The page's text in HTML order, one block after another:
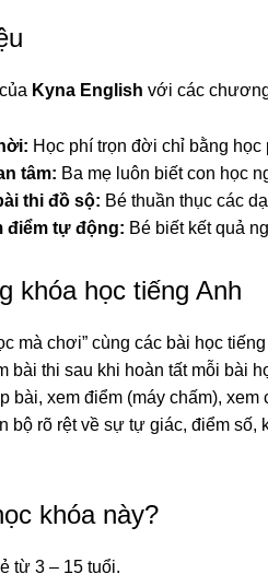
Kyna English với các
Học phí trọn đời chỉ bằng học
tâm: Ba mẹ luôn biết con học
thi đồ sộ: Bé thuần thục các
điểm tự động: Bé biết kết quả
khóa học tiếng Anh
mà chơi” cùng các bài học
bài thi sau khi hoàn tất mỗi bài
bài, xem điểm (máy chấm),
bộ rõ rệt về sự tự giác, điểm số,
khóa này?
từ 3 – 15 tuổi.